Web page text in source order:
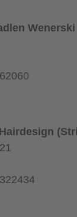
Wenerski